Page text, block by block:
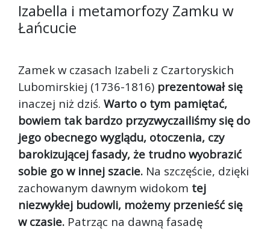
Izabella i metamorfozy Zamku w
Łańcucie
Zamek w czasach Izabeli z Czartoryskich
Lubomirskiej (1736-1816) prezentował się
inaczej niż dziś. Warto o tym pamiętać,
bowiem tak bardzo przyzwyczailiśmy się do
jego obecnego wyglądu, otoczenia, czy
barokizującej fasady, że trudno wyobrazić
sobie go w innej szacie. Na szczęście, dzięki
zachowanym dawnym widokom tej
niezwykłej budowli, możemy przenieść się
w czasie. Patrząc na dawną fasadę